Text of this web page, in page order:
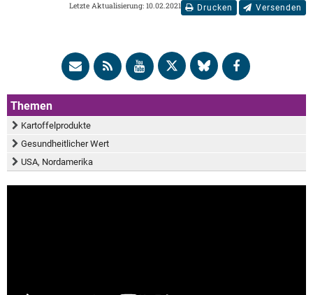
Drucken Versenden
Letzte Aktualisierung: 10.02.2021
Themen
Kartoffelprodukte
Gesundheitlicher Wert
USA, Nordamerika